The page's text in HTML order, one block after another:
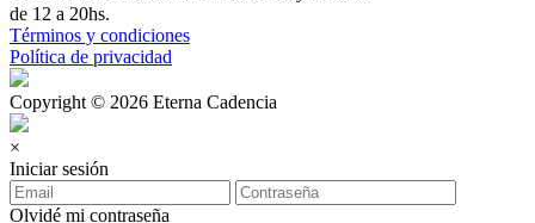
de 12 a 20hs.
Términos y condiciones
Política de privacidad
Copyright © 2026 Eterna Cadencia
×
Iniciar sesión
Olvidé mi contraseña